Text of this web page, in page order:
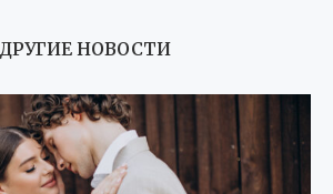
ДРУГИЕ НОВОСТИ